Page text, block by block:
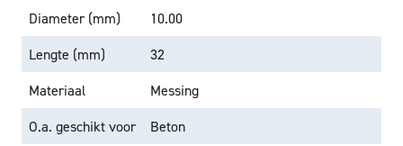
Diameter (mm)
10.00
Lengte (mm)
32
Materiaal
Messing
O.a. geschikt voor
Beton